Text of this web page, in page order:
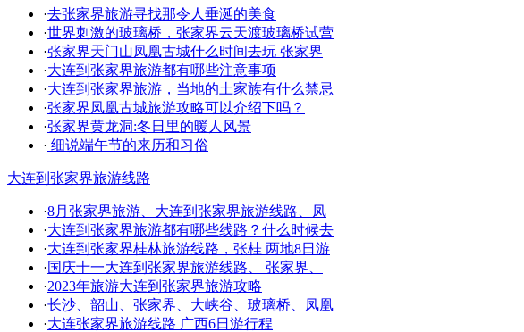
·去张家界旅游寻找那令人垂涎的美食
·世界刺激的玻璃桥，张家界云天渡玻璃桥试营
·张家界天门山凤凰古城什么时间去玩 张家界
·大连到张家界旅游都有哪些注意事项
·大连到张家界旅游，当地的土家族有什么禁忌
·张家界凤凰古城旅游攻略可以介绍下吗？
·张家界黄龙洞:冬日里的暖人风景
· 细说端午节的来历和习俗
大连到张家界旅游线路
·8月张家界旅游、大连到张家界旅游线路、凤
·大连到张家界旅游都有哪些线路？什么时候去
·大连到张家界桂林旅游线路，张桂 两地8日游
·国庆十一大连到张家界旅游线路、 张家界、
·2023年旅游大连到张家界旅游攻略
·长沙、韶山、张家界、大峡谷、玻璃桥、凤凰
·大连张家界旅游线路 广西6日游行程